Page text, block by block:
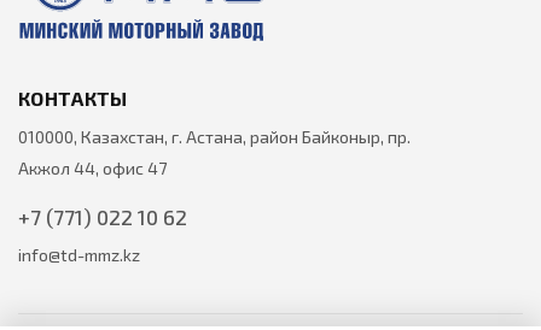
КОНТАКТЫ
010000, Казахстан, г. Астана, район Байконыр, пр.
Акжол 44, офис 47
+7 (771) 022 10 62
info@td-mmz.kz